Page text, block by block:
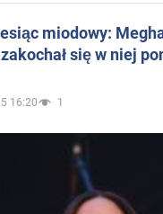
miodowy:
się w niej
16:20 1